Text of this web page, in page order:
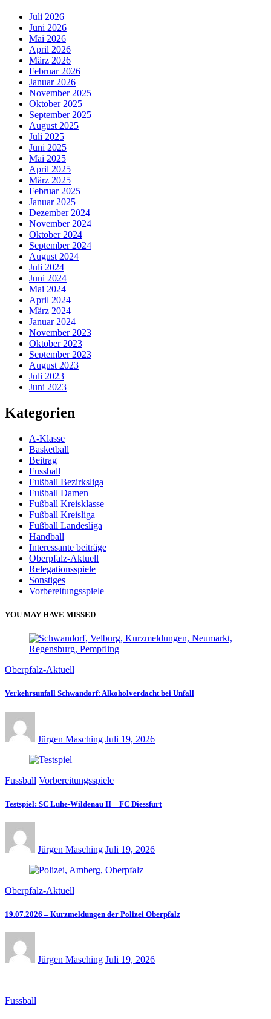
Juli 2026
Juni 2026
Mai 2026
April 2026
März 2026
Februar 2026
Januar 2026
November 2025
Oktober 2025
September 2025
August 2025
Juli 2025
Juni 2025
Mai 2025
April 2025
März 2025
Februar 2025
Januar 2025
Dezember 2024
November 2024
Oktober 2024
September 2024
August 2024
Juli 2024
Juni 2024
Mai 2024
April 2024
März 2024
Januar 2024
November 2023
Oktober 2023
September 2023
August 2023
Juli 2023
Juni 2023
Kategorien
A-Klasse
Basketball
Beitrag
Fussball
Fußball Bezirksliga
Fußball Damen
Fußball Kreisklasse
Fußball Kreisliga
Fußball Landesliga
Handball
Interessante beiträge
Oberpfalz-Aktuell
Relegationsspiele
Sonstiges
Vorbereitungsspiele
YOU MAY HAVE MISSED
Oberpfalz-Aktuell
Verkehrsunfall Schwandorf: Alkoholverdacht bei Unfall
Jürgen Masching Juli 19, 2026
Fussball Vorbereitungsspiele
Testspiel: SC Luhe-Wildenau II – FC Diessfurt
Jürgen Masching Juli 19, 2026
Oberpfalz-Aktuell
19.07.2026 – Kurzmeldungen der Polizei Oberpfalz
Jürgen Masching Juli 19, 2026
Fussball